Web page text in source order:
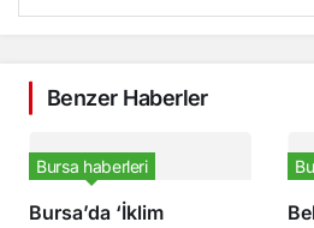
Benzer Haberler
Bursa’da ‘İklim
Bursa haberleri